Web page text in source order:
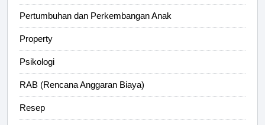
Pertumbuhan dan Perkembangan Anak
Property
Psikologi
RAB (Rencana Anggaran Biaya)
Resep